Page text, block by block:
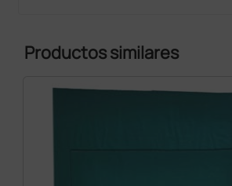
Productos similares